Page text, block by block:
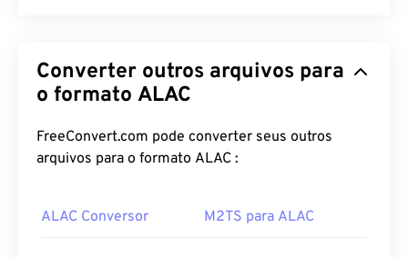
compactados. WAV é o resultado da iteração entre
IBM e Windows de umResource Interchange File
que arquivos M4A e MP3, tornando-os menos
práticos para uso doméstico em players portáteis.
Converter outros arquivos para
o formato ALAC
FreeConvert.com pode converter seus outros
arquivos para o formato ALAC :
ALAC Conversor M2TS para ALAC